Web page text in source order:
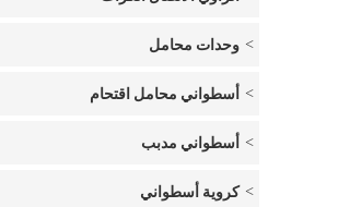
وحدات محامل
أسطواني محامل اقتحام
أسطواني مدبب
كروية أسطواني